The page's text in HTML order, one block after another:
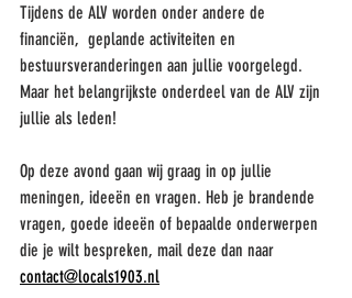
Tijdens de ALV worden onder andere de
financiën,  geplande activiteiten en
bestuursveranderingen aan jullie voorgelegd.
Maar het belangrijkste onderdeel van de ALV zijn
jullie als leden!
Op deze avond gaan wij graag in op jullie
meningen, ideeën en vragen. Heb je brandende
vragen, goede ideeën of bepaalde onderwerpen
die je wilt bespreken, mail deze dan naar
contact@locals1903.nl